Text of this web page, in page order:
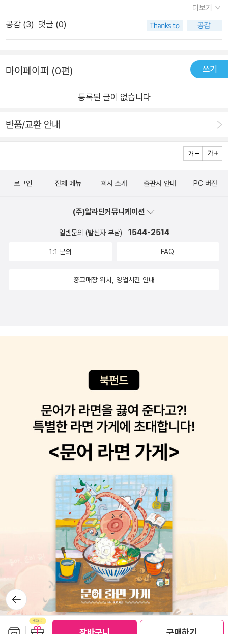
사람들 속 그녀의 움직임들.작업실에 가기까지 지나치는 상점들
과 작은 동물들과의 만남.​도착한 작업실 그녀의 책상 위에는 그녀
굴로 기다리고 있네요.그녀는 때론 천천히, 때론 빨리, 때론 신이
나서 그리기도 하고어떤 날은 막막함에 그만 두고 싶을 때도 있습
한 거리에서, 조용한 서점에서사람들의 모습에서, 멋진 책들에서
다시 그릴 힘을 얻습니다.한 장, 또 한 장....그렇게 시간이, 그렇게
그림이 흐릅니다.어둠이 찾아오고 길고 긴 하루가 끝납니다.그렇
지만 다시 뿌옇게 하늘에 빛이 번져나가고새 하루가 시작되고 다
시 오늘을 그립니다.그녀가 그려가는 하루, 또 하루그 하루와 하
그녀의 하루 속의 사람들을 보다가다시 그녀를 보고 그러다가 그
는 것 같지만 그녀의 그림이 하루 하루 쌓여가듯이나의 하루 하루
도 그렇게 쌓여갑니다.순간과 순간이 쌓여 하루가 되고하루와 하
쌓이고 모여서반짝이는 별이 된 것처럼,우리의 아무것도 아닌 것
진 순간들이나에게 허락된 하루가 얼마나 소중한지돌아보고 감
꼬옥 안아봅니다.오늘도 반짝반짝 빛나는 우리의 <하루>를 보
더보기
공감 (3) 댓글 (0)
마이페이퍼 (0편) 쓰기
등록된 글이 없습니다
반품/교환 안내
뒤로가
기
로그인 전체 메뉴 회사 소개 출판사 안내 PC 버전
(주)알라딘커뮤니케이션
일반문의 (발신자 부담) 1544-2514
1:1 문의 FAQ
중고매장 위치, 영업시간 안내